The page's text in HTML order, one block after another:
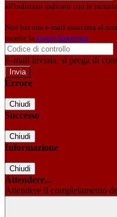
all'indirizzo indicato con le
Non hai una e-mail associata al
tramite la Login Spaggiari
E-mail inviata, si prega di
Errore
Chiudi
Successo
Chiudi
Informazione
Chiudi
Attendere...
Attendere il completamento